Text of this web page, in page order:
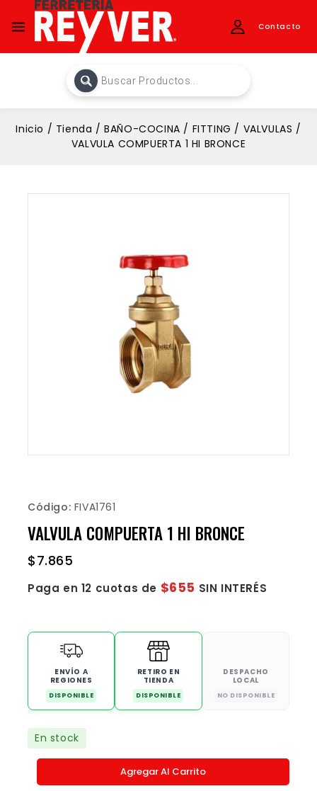
Contacto
Inicio / Tienda / BAÑO-COCINA / FITTING / VALVULAS /
VALVULA COMPUERTA 1 HI BRONCE
Código: FIVA1761
VALVULA COMPUERTA 1 HI BRONCE
$7.865
Paga en 12 cuotas de $655 SIN INTERÉS
ENVÍO A
REGIONES
DISPONIBLE
RETIRO EN
TIENDA
DISPONIBLE
DESPACHO
LOCAL
NO DISPONIBLE
En stock
Agregar Al Carrito